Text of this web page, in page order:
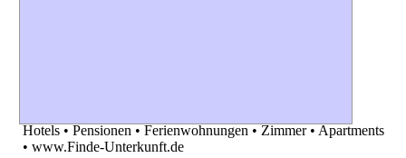
Hotels • Pensionen • Ferienwohnungen • Zimmer • Apartments
• www.Finde-Unterkunft.de